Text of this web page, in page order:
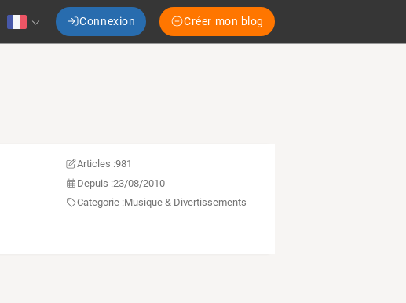
Connexion Créer mon blog
Articles :981
Depuis :23/08/2010
Categorie :Musique & Divertissements